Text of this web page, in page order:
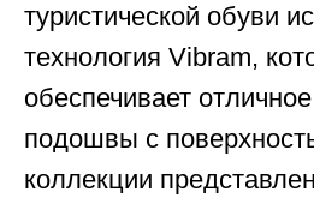
туристической обуви
технология Vibram,
обеспечивает
подошвы с
коллекции